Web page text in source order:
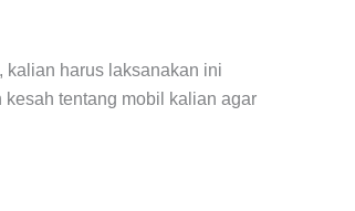
kalian harus laksanakan ini
tentang mobil kalian agar